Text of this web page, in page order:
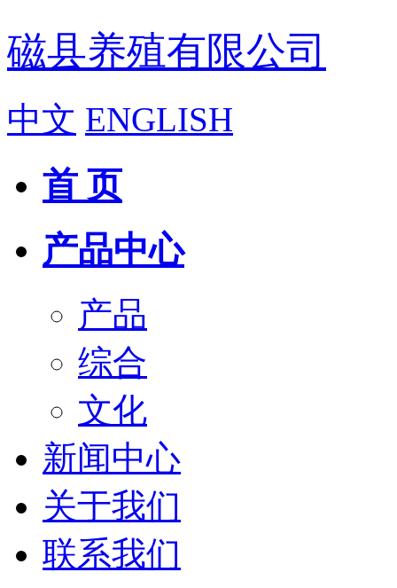
磁县养殖有限公司
中文 ENGLISH
首 页
产品中心
产品
综合
文化
新闻中心
关于我们
联系我们